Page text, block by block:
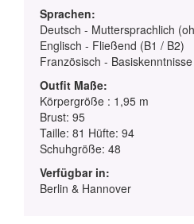
Sprachen:
Deutsch - Muttersprachlich
Englisch - Fließend (B1 / B2)
Französisch -
Outfit Maße:
Körpergröße : 1,95 m
Brust: 95
Taille: 81 Hüfte: 94
Schuhgröße: 48
Verfügbar in:
Berlin & Hannover